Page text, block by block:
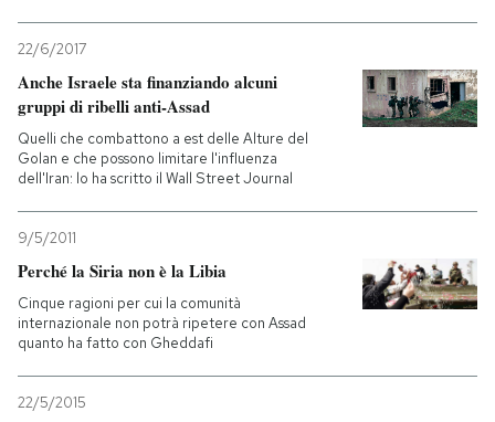
22/6/2017
Anche Israele sta finanziando alcuni
gruppi di ribelli anti-Assad
Quelli che combattono a est delle Alture del
Golan e che possono limitare l'influenza
dell'Iran: lo ha scritto il Wall Street Journal
9/5/2011
Perché la Siria non è la Libia
Cinque ragioni per cui la comunità
internazionale non potrà ripetere con Assad
quanto ha fatto con Gheddafi
22/5/2015